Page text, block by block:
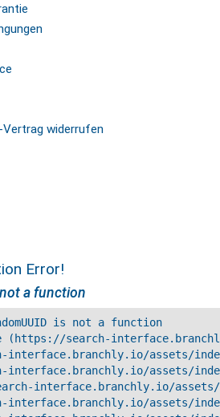
widerrufen
Error!
a function
is not a function
(https://search-
interface.branchly.io/assets/
interface.branchly.io/assets/
interface.branchly.io/
interface.branchly.io/assets/